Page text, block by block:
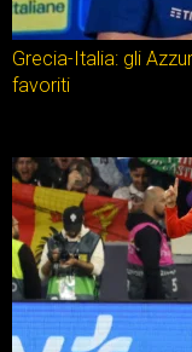
Grecia-Italia: gli
favoriti